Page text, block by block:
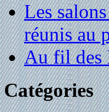
Les
réunis au
Au fil des
Catégories